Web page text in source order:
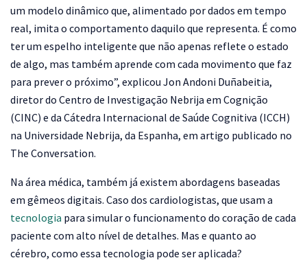
um modelo dinâmico que, alimentado por dados em tempo
real, imita o comportamento daquilo que representa. É como
ter um espelho inteligente que não apenas reflete o estado
de algo, mas também aprende com cada movimento que faz
para prever o próximo”, explicou Jon Andoni Duñabeitia,
diretor do Centro de Investigação Nebrija em Cognição
(CINC) e da Cátedra Internacional de Saúde Cognitiva (ICCH)
na Universidade Nebrija, da Espanha, em artigo publicado no
The Conversation.
Na área médica, também já existem abordagens baseadas
em gêmeos digitais. Caso dos cardiologistas, que usam a
tecnologia para simular o funcionamento do coração de cada
paciente com alto nível de detalhes. Mas e quanto ao
cérebro, como essa tecnologia pode ser aplicada?